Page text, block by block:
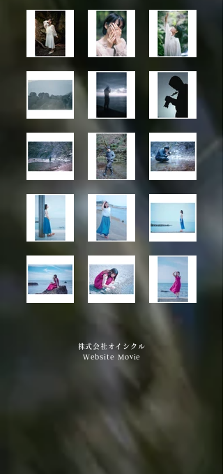
​株式会社オイシクル
Website Movie